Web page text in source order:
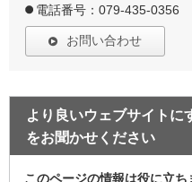
電話番号：079-435-0356
お問い合わせ
より良いウェブサイトに
をお聞かせください
このページの情報は役に立ち